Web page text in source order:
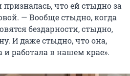
что ей стыдно за
— Вообще стыдно, когда
бездарности, стыдно,
И даже стыдно, что она,
и работала в нашем крае».